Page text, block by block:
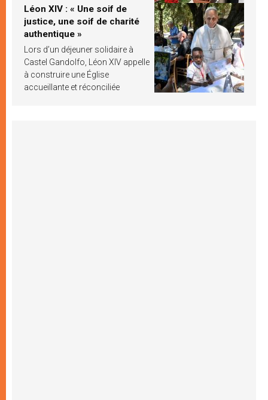
Léon XIV : « Une soif de
justice, une soif de charité
authentique »
Lors d’un déjeuner solidaire à
Castel Gandolfo, Léon XIV appelle
à construire une Église
accueillante et réconciliée